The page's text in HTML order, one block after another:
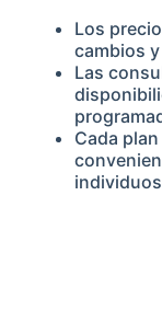
Los
cambios
Las
Cada